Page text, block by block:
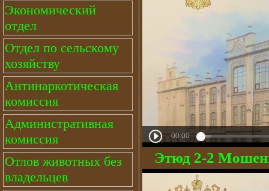
Экономический
отдел
Отдел по сельскому
хозяйству
Антинаркотическая
комиссия
Административная
комиссия
Отлов животных без
владельцев
Этюд 2-2